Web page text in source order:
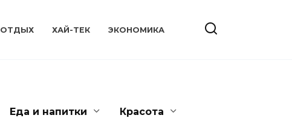
ОТДЫХ ХАЙ-ТЕК ЭКОНОМИКА
Еда и напитки Красота